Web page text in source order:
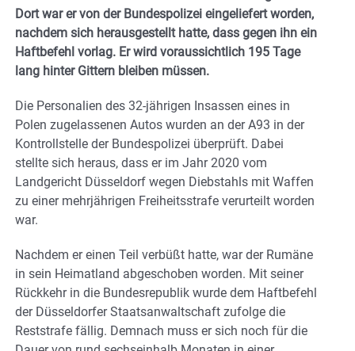
Dort war er von der Bundespolizei eingeliefert worden,
nachdem sich herausgestellt hatte, dass gegen ihn ein
Haftbefehl vorlag. Er wird voraussichtlich 195 Tage
lang hinter Gittern bleiben müssen.
Die Personalien des 32-jährigen Insassen eines in
Polen zugelassenen Autos wurden an der A93 in der
Kontrollstelle der Bundespolizei überprüft. Dabei
stellte sich heraus, dass er im Jahr 2020 vom
Landgericht Düsseldorf wegen Diebstahls mit Waffen
zu einer mehrjährigen Freiheitsstrafe verurteilt worden
war.
Nachdem er einen Teil verbüßt hatte, war der Rumäne
in sein Heimatland abgeschoben worden. Mit seiner
Rückkehr in die Bundesrepublik wurde dem Haftbefehl
der Düsseldorfer Staatsanwaltschaft zufolge die
Reststrafe fällig. Demnach muss er sich noch für die